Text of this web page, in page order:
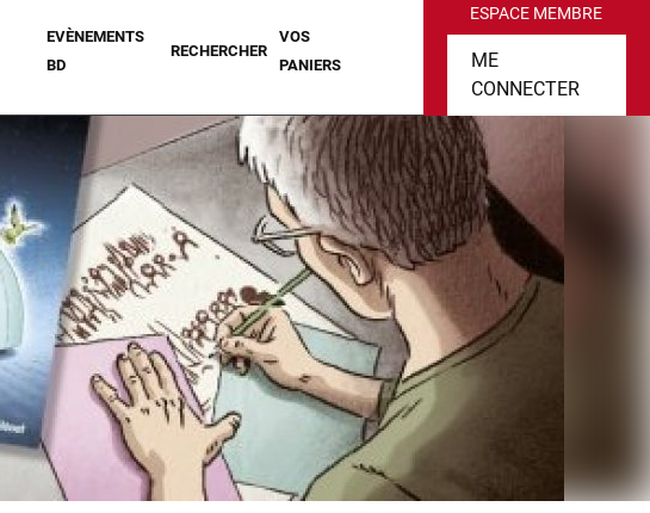
EVÈNEMENTS
BD
RECHERCHER
VOS
PANIERS
ESPACE MEMBRE
ME
CONNECTER